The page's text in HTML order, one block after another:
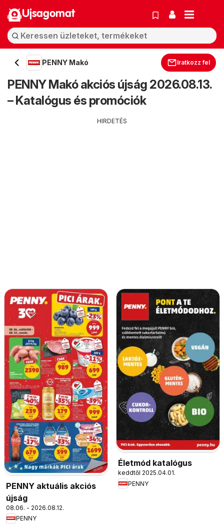
Ujsagomat
PENNY Makó Iratkozz fel
PENNY Makó akciós újság 2026.08.13.
– Katalógus és promóciók
HIRDETÉS
PENNY aktuális akciós
újság
08.06. - 2026.08.12.
PENNY
Életmód katalógus
keddtől 2025.04.01.
PENNY